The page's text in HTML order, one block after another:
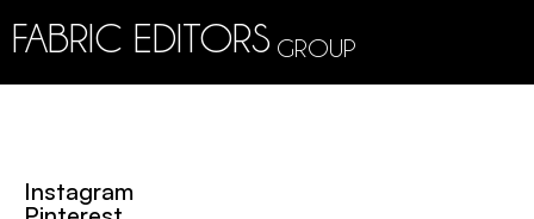
FABRIC EDITORS GROUP
Instagram